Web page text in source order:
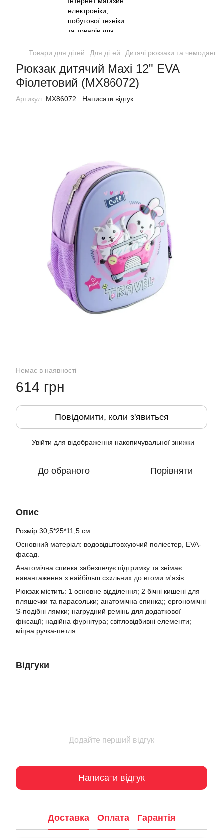
Товари для дітей Для дітей Дитячі рюкзаки та чемодани
Рюкзак дитячий Maxi 12" EVA
Фіолетовий (MX86072)
Артикул: MX86072 Написати відгук
Немає в наявності
614 грн
Повідомити, коли з'явиться
Увійти для відображення накопичувальної знижки
До обраного Порівняти
Опис
Розмір 30,5*25*11,5 см.
Основний матеріал: водовідштовхуючий поліестер, EVA-
фасад.
Анатомічна спинка забезпечує підтримку та знімає
навантаження з найбільш схильних до втоми м'язів.
Рюкзак містить: 1 основне відділення; 2 бічні кишені для
пляшечки та парасольки; анатомічна спинка;; ергономічні
S-подібні лямки; нагрудний ремінь для додаткової
фіксації; надійна фурнітура; світловідбивні елементи;
міцна ручка-петля.
Відгуки
Додайте перший відгук
Написати відгук
Доставка Оплата Гарантія